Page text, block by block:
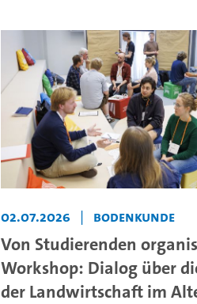
02.07.2026 | Bodenkunde
Von Studierenden
Workshop: Dialog über
der Landwirtschaft im